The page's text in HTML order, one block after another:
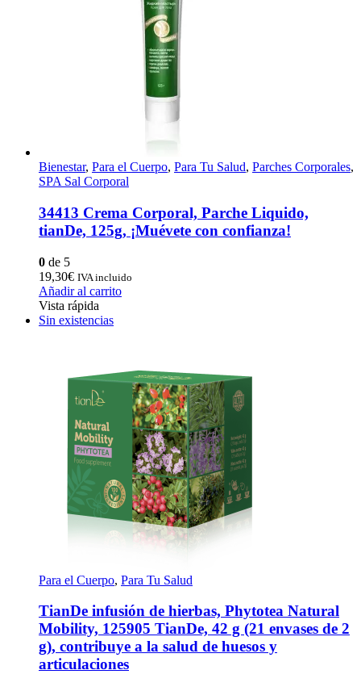
Bienestar, Para el Cuerpo, Para Tu Salud, Parches Corporales,
SPA Sal Corporal
34413 Crema Corporal, Parche Liquido,
tianDe, 125g, ¡Muévete con confianza!
0 de 5
19,30€ IVA incluido
Añadir al carrito
Vista rápida
Sin existencias
Para el Cuerpo, Para Tu Salud
TianDe infusión de hierbas, Phytotea Natural
Mobility, 125905 TianDe, 42 g (21 envases de 2
g), contribuye a la salud de huesos y
articulaciones